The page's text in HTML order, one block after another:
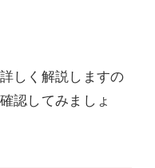
しく解説しますの
認してみましょ